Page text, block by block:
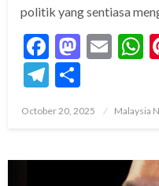
politik yang sentiasa
Facebook
Telegram
Posted
October 20, 2025 Malaysia